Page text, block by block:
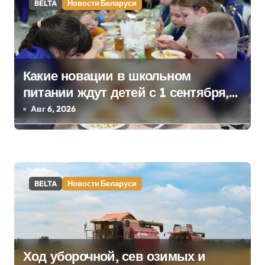
и
с
я
м
BELTA Новости Беларуси
Какие новации в школьном
питании ждут детей с 1 сентября,
рассказали в правительстве
Авг 6, 2026
BELTA Новости Беларуси
Ход уборочной, сев озимых и